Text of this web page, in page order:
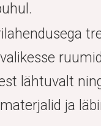
lähtuvalt
ja